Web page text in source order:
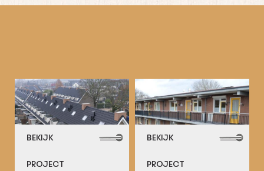
BEKIJK
PROJECT
BEKIJK
PROJECT